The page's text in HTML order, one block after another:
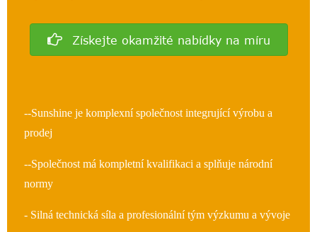
Získejte okamžité nabídky na míru
--Sunshine je komplexní společnost integrující výrobu a
prodej
--Společnost má kompletní kvalifikaci a splňuje národní
normy
- Silná technická síla a profesionální tým výzkumu a vývoje